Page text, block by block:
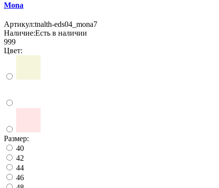
Mona
Артикул:tnalth-eds04_mona7
Наличие:Есть в наличии
999
Цвет:
Размер:
40
42
44
46